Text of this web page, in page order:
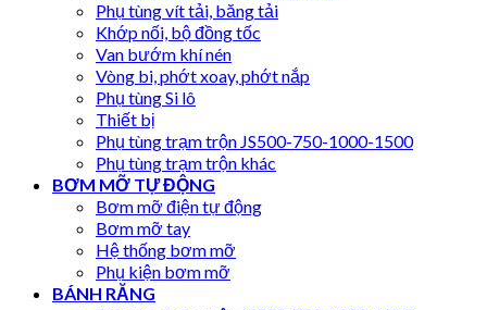
Phụ tùng vít tải, băng tải
Khớp nối, bộ đồng tốc
Van bướm khí nén
Vòng bi, phớt xoay, phớt nắp
Phụ tùng Si lô
Thiết bị
Phụ tùng trạm trộn JS500-750-1000-1500
Phụ tùng trạm trộn khác
BƠM MỠ TỰ ĐỘNG
Bơm mỡ điện tự động
Bơm mỡ tay
Hệ thống bơm mỡ
Phụ kiện bơm mỡ
BÁNH RĂNG